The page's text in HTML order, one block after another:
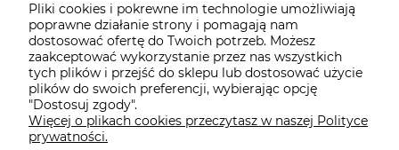
Płatności i dostawa
Moje konto
Informacje
Pliki cookies i pokrewne im technologie umożliwiają
poprawne działanie strony i pomagają nam
dostosować ofertę do Twoich potrzeb. Możesz
zaakceptować wykorzystanie przez nas wszystkich
tych plików i przejść do sklepu lub dostosować użycie
plików do swoich preferencji, wybierając opcję
"Dostosuj zgody".
Więcej o plikach cookies przeczytasz w naszej Polityce
prywatności.